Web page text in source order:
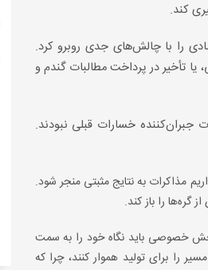
کند.
فعالان اقتصادی را با چالش‌های جدی روبرو کرد.
تأخیر در پرداخت مطالبات گندم و
جبران‌کننده خسارات قبلی نبودند.
مذاکرات به نتایج مثبتی منجر شود.
را باز کند.
خصوصی باید نگاه خود را به سمت
را برای تولید هموار کنند، چرا که